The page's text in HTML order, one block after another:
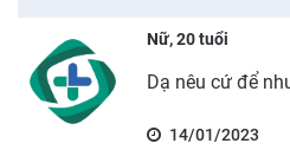
Nữ, 20 tuổi
Dạ nêu cứ để
14/01/2023